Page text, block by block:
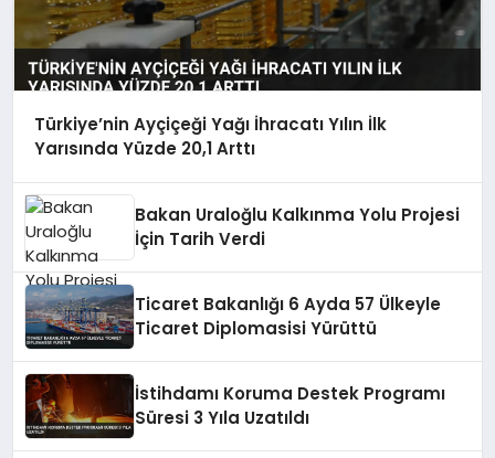
Türkiye’nin Ayçiçeği Yağı İhracatı Yılın İlk
Yarısında Yüzde 20,1 Arttı
Bakan Uraloğlu Kalkınma Yolu Projesi
İçin Tarih Verdi
Ticaret Bakanlığı 6 Ayda 57 Ülkeyle
Ticaret Diplomasisi Yürüttü
İstihdamı Koruma Destek Programı
Süresi 3 Yıla Uzatıldı